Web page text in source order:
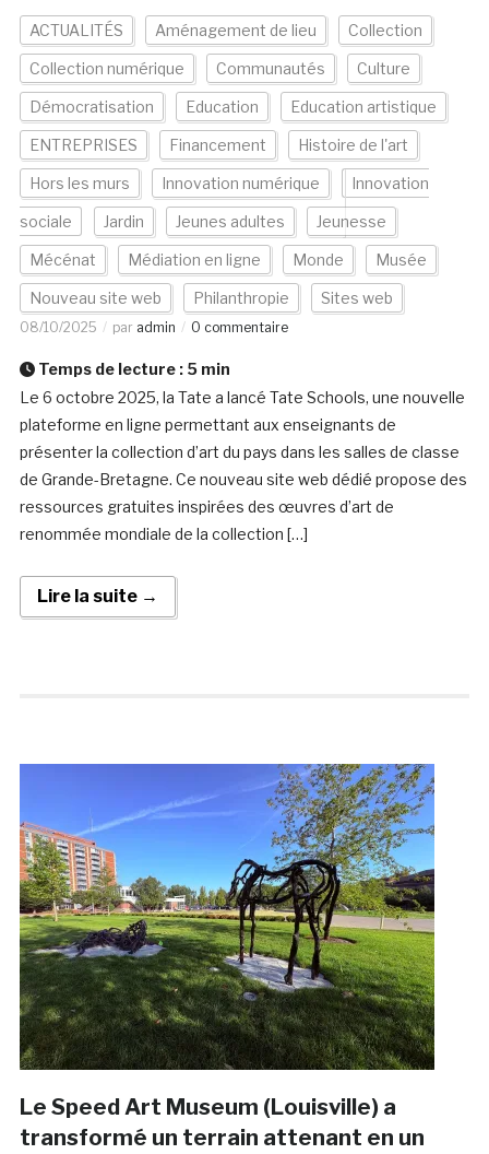
ACTUALITÉS Aménagement de lieu Collection
Collection numérique Communautés Culture
Démocratisation Education Education artistique
ENTREPRISES Financement Histoire de l'art
Hors les murs Innovation numérique Innovation
sociale Jardin Jeunes adultes Jeunesse
Mécénat Médiation en ligne Monde Musée
Nouveau site web Philanthropie Sites web
08/10/2025 par admin 0 commentaire
Temps de lecture : 5 min
Le 6 octobre 2025, la Tate a lancé Tate Schools, une nouvelle
plateforme en ligne permettant aux enseignants de
présenter la collection d’art du pays dans les salles de classe
de Grande-Bretagne. Ce nouveau site web dédié propose des
ressources gratuites inspirées des œuvres d’art de
renommée mondiale de la collection […]
Lire la suite →
Le Speed Art Museum (Louisville) a
transformé un terrain attenant en un